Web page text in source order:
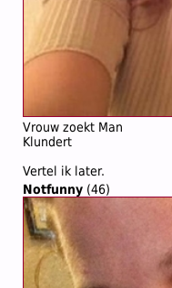
Vrouw zoekt Man
Klundert
Vertel ik later.
Notfunny (46)